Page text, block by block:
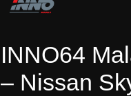
INNO64
– Nissan